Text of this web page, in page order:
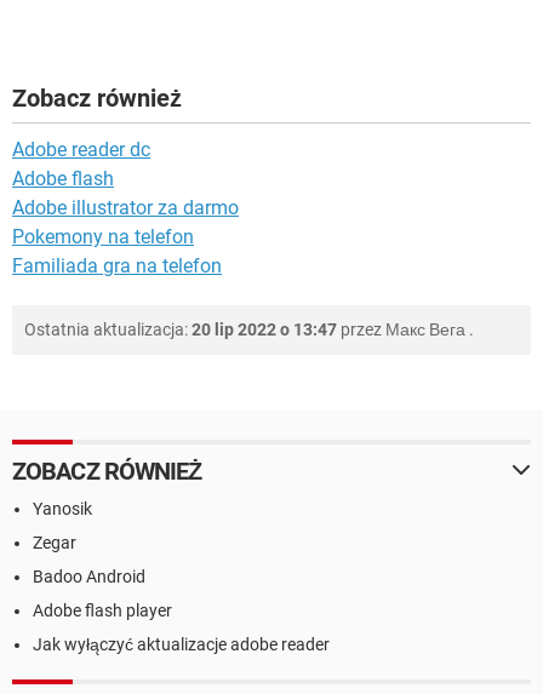
Zobacz również
Adobe reader dc
Adobe flash
Adobe illustrator za darmo
Pokemony na telefon
Familiada gra na telefon
Ostatnia aktualizacja:20 lip 2022 o 13:47 przez Макс Вега .
ZOBACZ RÓWNIEŻ
Yanosik
Zegar
Badoo Android
Adobe flash player
Jak wyłączyć aktualizacje adobe reader